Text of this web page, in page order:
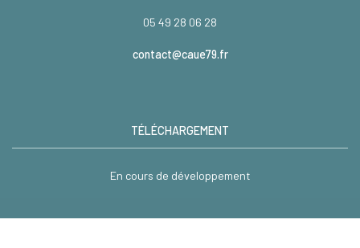
05 49 28 06 28
contact@caue79.fr
TÉLÉCHARGEMENT
En cours de développement